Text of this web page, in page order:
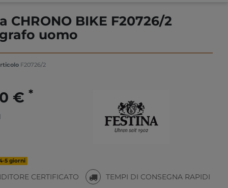
CHRONO BIKE F20726/2
uomo
F20726/2
€ *
5 giorni
CERTIFICATO TEMPI DI CONSEGNA RAPIDI